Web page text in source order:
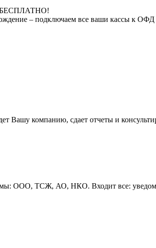
БЕСПЛАТНО!
– подключаем все ваши кассы к
Вашу компанию, сдает отчеты и
ООО, ТСЖ, АО, НКО. Входит все: